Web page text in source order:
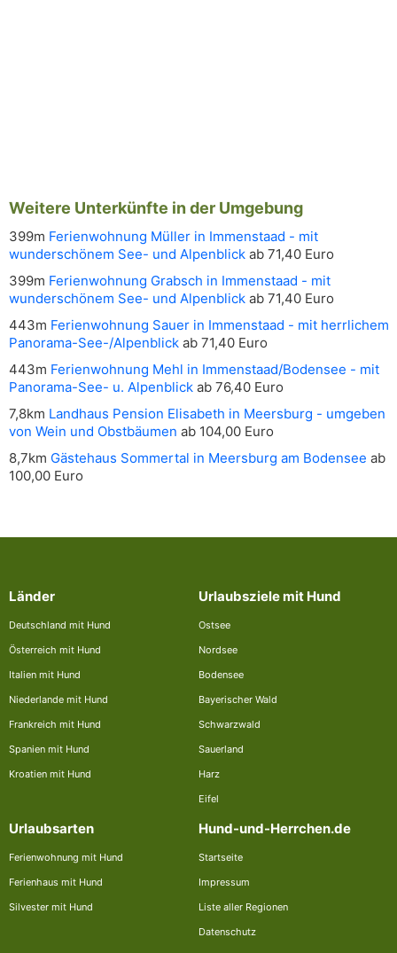
Weitere Unterkünfte in der Umgebung
399m Ferienwohnung Müller in Immenstaad - mit
wunderschönem See- und Alpenblick ab 71,40 Euro
399m Ferienwohnung Grabsch in Immenstaad - mit
wunderschönem See- und Alpenblick ab 71,40 Euro
443m Ferienwohnung Sauer in Immenstaad - mit herrlichem
Panorama-See-/Alpenblick ab 71,40 Euro
443m Ferienwohnung Mehl in Immenstaad/Bodensee - mit
Panorama-See- u. Alpenblick ab 76,40 Euro
7,8km Landhaus Pension Elisabeth in Meersburg - umgeben
von Wein und Obstbäumen ab 104,00 Euro
8,7km Gästehaus Sommertal in Meersburg am Bodensee ab
100,00 Euro
Länder
Deutschland mit Hund
Österreich mit Hund
Italien mit Hund
Niederlande mit Hund
Frankreich mit Hund
Spanien mit Hund
Kroatien mit Hund
Urlaubsziele mit Hund
Ostsee
Nordsee
Bodensee
Bayerischer Wald
Schwarzwald
Sauerland
Harz
Eifel
Urlaubsarten
Ferienwohnung mit Hund
Ferienhaus mit Hund
Silvester mit Hund
Hund-und-Herrchen.de
Startseite
Impressum
Liste aller Regionen
Datenschutz